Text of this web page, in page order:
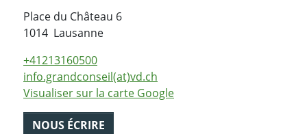
Place du Château 6
1014 LausanneSuisse
+41213160500
info.grandconseil(at)vd.ch
Visualiser sur la carte Google
NOUS ÉCRIRE